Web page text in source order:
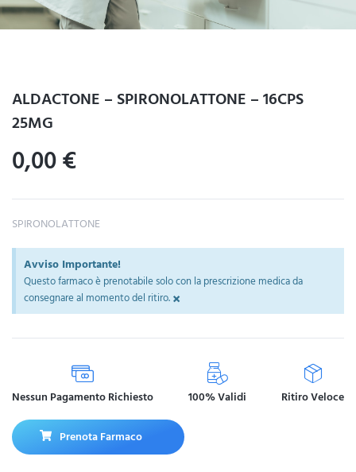
ALDACTONE – SPIRONOLATTONE – 16CPS
25MG
0,00€
SPIRONOLATTONE
Avviso Importante!
Questo farmaco è prenotabile solo con la prescrizione medica da
consegnare al momento del ritiro.×
Nessun Pagamento Richiesto 100% Validi Ritiro Veloce
Prenota Farmaco